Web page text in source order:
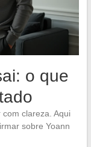
o que
clareza. Aqui
sobre Yoann